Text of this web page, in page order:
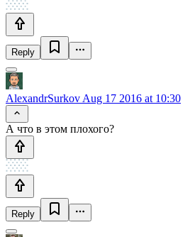
Reply
AlexandrSurkov Aug 17 2016 at 10:30
А что в этом плохого?
Reply